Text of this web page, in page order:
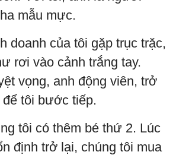
mẫu mực.
doanh của tôi gặp trục trặc,
rơi vào cảnh trắng tay.
vọng, anh động viên, trở
tôi bước tiếp.
tôi có thêm bé thứ 2. Lúc
định trở lại, chúng tôi mua